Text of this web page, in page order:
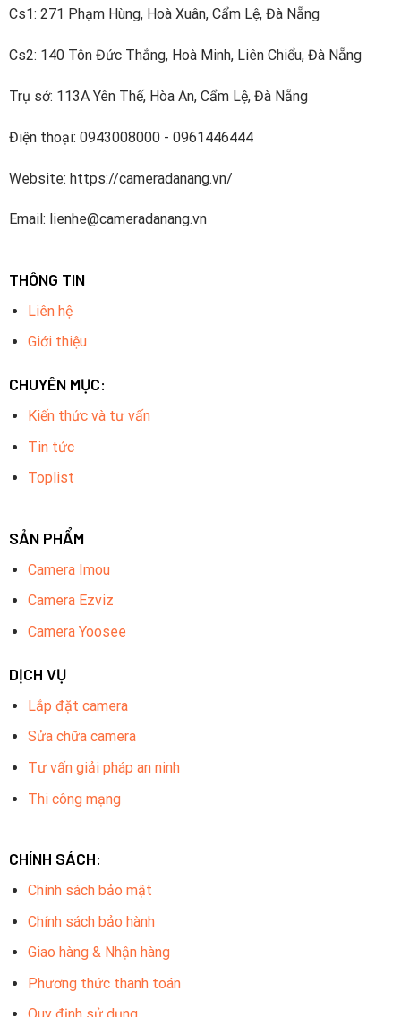
Cs1: 271 Phạm Hùng, Hoà Xuân, Cẩm Lệ, Đà Nẵng
Cs2: 140 Tôn Đức Thắng, Hoà Minh, Liên Chiểu, Đà Nẵng
Trụ sở: 113A Yên Thế, Hòa An, Cẩm Lệ, Đà Nẵng
Điện thoại: 0943008000 - 0961446444
Website: https://cameradanang.vn/
Email: lienhe@cameradanang.vn
THÔNG TIN
Liên hệ
Giới thiệu
CHUYÊN MỤC:
Kiến thức và tư vấn
Tin tức
Toplist
SẢN PHẨM
Camera Imou
Camera Ezviz
Camera Yoosee
DỊCH VỤ
Lắp đặt camera
Sửa chữa camera
Tư vấn giải pháp an ninh
Thi công mạng
CHÍNH SÁCH:
Chính sách bảo mật
Chính sách bảo hành
Giao hàng & Nhận hàng
Phương thức thanh toán